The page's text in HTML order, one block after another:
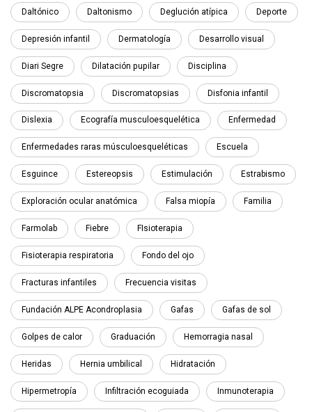
Daltónico Daltonismo Deglución atípica Deporte
Depresión infantil Dermatología Desarrollo visual
Diari Segre Dilatación pupilar Disciplina
Discromatopsia Discromatopsias Disfonia infantil
Dislexia Ecografía musculoesquelética Enfermedad
Enfermedades raras músculoesqueléticas Escuela
Esguince Estereopsis Estimulación Estrabismo
Exploración ocular anatómica Falsa miopía Familia
Farmolab Fiebre FIsioterapia
Fisioterapia respiratoria Fondo del ojo
Fracturas infantiles Frecuencia visitas
Fundación ALPE Acondroplasia Gafas Gafas de sol
Golpes de calor Graduación Hemorragia nasal
Heridas Hernia umbilical Hidratación
Hipermetropía Infiltración ecoguiada Inmunoterapia